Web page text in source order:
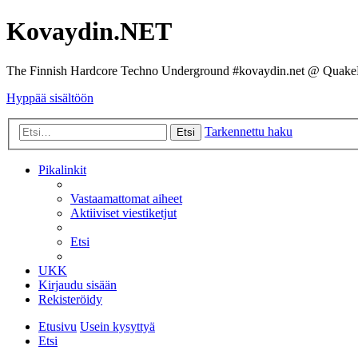
Kovaydin.NET
The Finnish Hardcore Techno Underground #kovaydin.net @
Hyppää sisältöön
Etsi Tarkennettu haku
Pikalinkit
Vastaamattomat aiheet
Aktiiviset viestiketjut
Etsi
UKK
Kirjaudu sisään
Rekisteröidy
Etusivu Usein kysyttyä
Etsi